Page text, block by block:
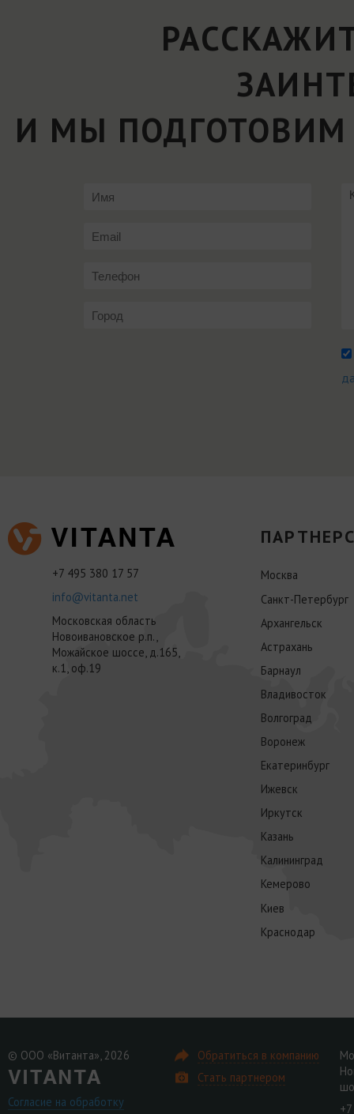
И МЫ ПОДГОТОВИМ
+7 495 380 17 57
info@vitanta.net
Московская область
Новоивановское р.п.,
Можайское шоссе, д.165,
к.1, оф.19
Москва
Санкт-Петербург
Архангельск
Астрахань
Барнаул
Владивосток
Волгоград
Воронеж
Екатеринбург
Ижевск
Иркутск
Казань
Калининград
Кемерово
Киев
Краснодар
© ООО «Витанта», 2026
Согласие на обработку
Обратиться в компанию
Стать партнером